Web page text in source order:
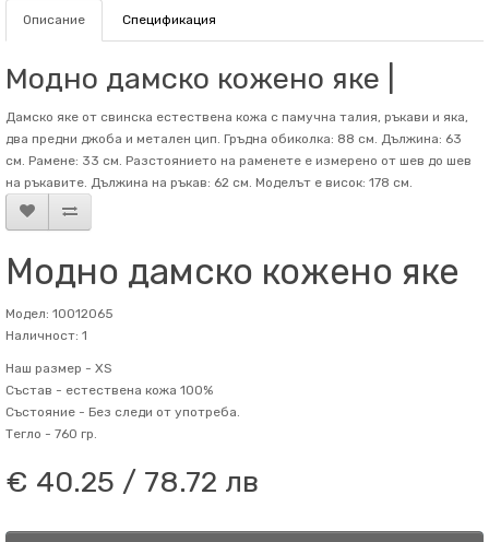
Описание Спецификация
Модно дамско кожено яке |
Дамско яке от свинска естествена кожа с памучна талия, ръкави и яка,
два предни джоба и метален цип. Гръдна обиколка: 88 см. Дължина: 63
см. Рамене: 33 см. Разстоянието на раменете е измерено от шев до шев
на ръкавите. Дължина на ръкав: 62 см. Mоделът е висок: 178 см.
Модно дамско кожено яке
Модел: 10012065
Наличност: 1
Наш размер - XS
Състав - естествена кожа 100%
Състояние - Без следи от употреба.
Тегло - 760 гр.
€ 40.25 / 78.72 лв